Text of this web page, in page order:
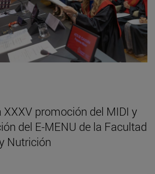
XXXV promoción del MIDI y
del E-MENU de la Facultad
Nutrición